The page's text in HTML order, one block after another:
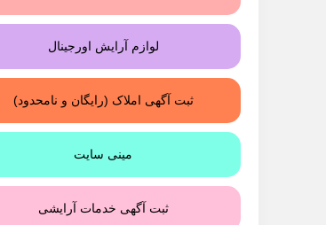
لوازم آرایش اورجینال
ثبت آگهی املاک (رایگان و نامحدود)
مینی سایت
ثبت آگهی خدمات آرایشی